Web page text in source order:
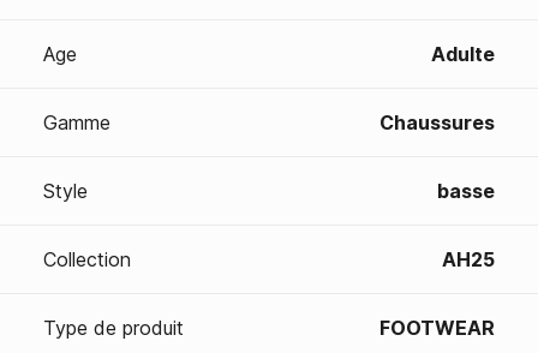
Age Adulte
Gamme Chaussures
Style basse
Collection AH25
Type de produit FOOTWEAR